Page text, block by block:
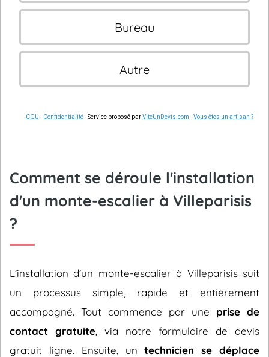
Bureau
Autre
CGU - Confidentialité- Service proposé parViteUnDevis.com -Vous êtes un artisan ?
Comment se déroule l'installation
d'un monte-escalier à Villeparisis
?
L’installation d’un monte-escalier à Villeparisis suit
un processus simple, rapide et entièrement
accompagné. Tout commence par une prise de
contact gratuite , via notre formulaire de devis
gratuit ligne. Ensuite, untechnicien se déplace